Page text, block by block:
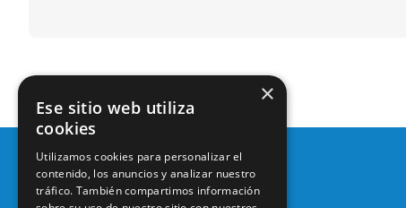
×
Ese sitio web utiliza
cookies
Utilizamos cookies para personalizar el
contenido, los anuncios y analizar nuestro
tráfico. También compartimos información